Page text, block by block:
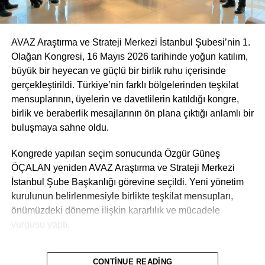
Katılımcılar, emeklilerin yaşadığı ekonomik sorunları,
sosyal haklara ilişkin beklentileri ve çözüm önerilerini
Program; farklı siyasi partilerden temsilcileri, sendikaları,
emekli derneklerini ve sivil toplum kuruluşlarını aynı
platformda buluşturarak, emeklilerin ortak sorunlarına
yönelik çözüm arayışlarının güçlenmesine katkı sağladı.
Panele; İYİ Parti Genel Başkan Yardımcısı ve Adana
Dönem Konya Milletvekili Fahrettin Yokuş, eski
milletvekilleri Bahiç Çelik, Ali Uzunırmak ve Hanifi Çelik,
eski milletvekili ve İYİ Parti Ankara İl Başkanı Dr. Yener
Yıldırım ile Gelecek Partisi, DEVA Partisi ve Saadet
Partisi Ankara teşkilatlarının yöneticileri, İYİ Parti ilçe
sayıda emekli vatandaş katıldı.
AVAZ Araştırma ve Strateji Merkezi İstanbul Şubesi’nin 1.
Olağan Kongresi, 16 Mayıs 2026 tarihinde yoğun katılım,
büyük bir heyecan ve güçlü bir birlik ruhu içerisinde
gerçekleştirildi. Türkiye’nin farklı bölgelerinden teşkilat
mensuplarının, üyelerin ve davetlilerin katıldığı kongre,
birlik ve beraberlik mesajlarının ön plana çıktığı anlamlı bir
buluşmaya sahne oldu.
Kongrede yapılan seçim sonucunda Özgür Güneş
ÖÇALAN yeniden AVAZ Araştırma ve Strateji Merkezi
İstanbul Şube Başkanlığı görevine seçildi. Yeni yönetim
kurulunun belirlenmesiyle birlikte teşkilat mensupları,
önümüzdeki döneme ilişkin kararlılık ve mücadele
Kongrede konuşan AVAZ Genel Başkanı Şerafettin Deniz,
CONTINUE READING